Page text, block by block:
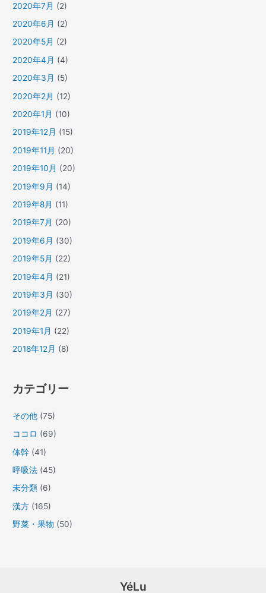
2020年7月 (2)
2020年6月 (2)
2020年5月 (2)
2020年4月 (4)
2020年3月 (5)
2020年2月 (12)
2020年1月 (10)
2019年12月 (15)
2019年11月 (20)
2019年10月 (20)
2019年9月 (14)
2019年8月 (11)
2019年7月 (20)
2019年6月 (30)
2019年5月 (22)
2019年4月 (21)
2019年3月 (30)
2019年2月 (27)
2019年1月 (22)
2018年12月 (8)
カテゴリー
その他 (75)
ココロ (69)
体幹 (41)
呼吸法 (45)
未分類 (6)
漢方 (165)
野菜・果物 (50)
YéLu